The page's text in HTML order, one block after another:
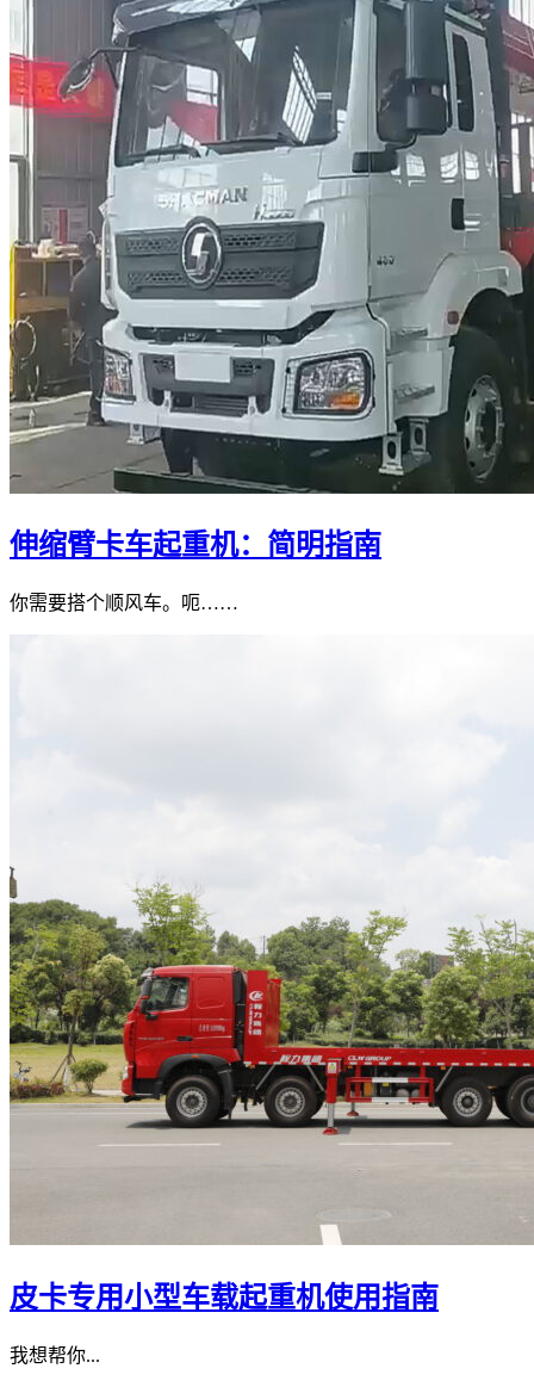
伸缩臂卡车起重机：简明指南
你需要搭个顺风车。呃……
皮卡专用小型车载起重机使用指南
我想帮你...